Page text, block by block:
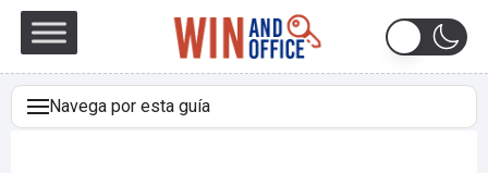
Navega por esta guía